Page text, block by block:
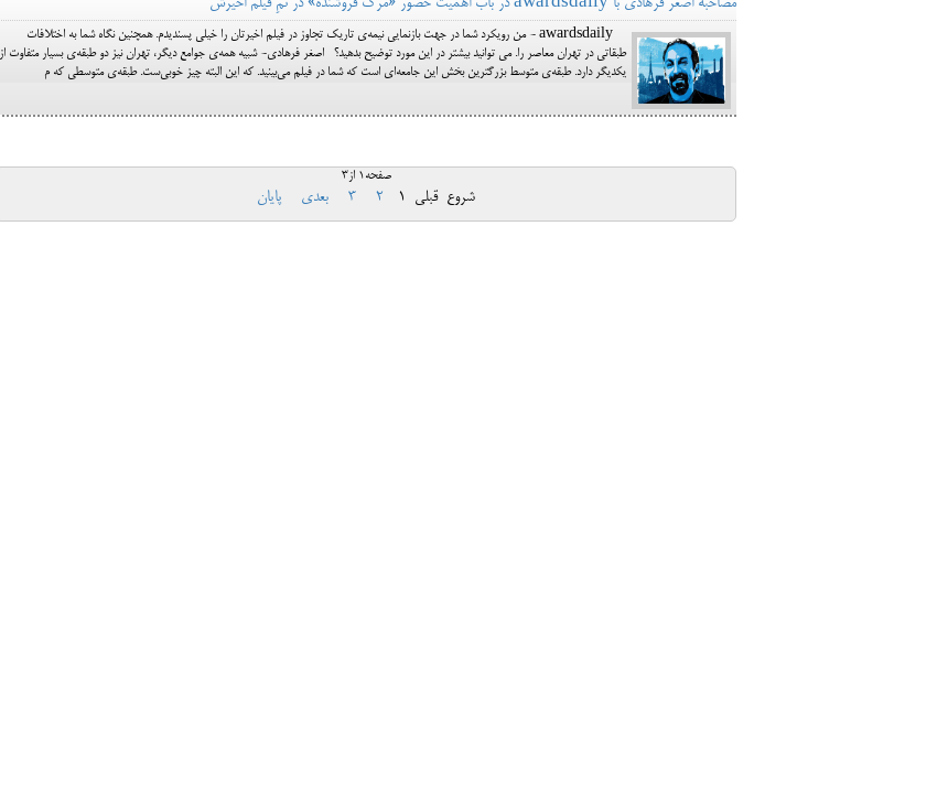
مصاحبه اصغر فرهادی با awardsdaily در باب اهمیت حضور «مرگ فروشنده» در تمِ فیلم اخیرش
awardsdaily - من رویکرد شما در جهت بازنمایی نیمه‌ی تاریک تجاوز در فیلم اخیرتان را خیلی پسندیدم. همچنین نگاه شما به اختلافات
طبقاتی در تهران معاصر را. می توانید بیشتر در این مورد توضیح بدهید؟ اصغر فرهادی- شبیه همه‌ی جوامع دیگر، تهران نیز دو طبقه‌ی بسیار متفاوت از
یکدیگر دارد. طبقه‌ی متوسط بزرگترین بخش این جامعه‌ای است که شما در فیلم می‌بینید. که این البته چیز خوبی‌ست. طبقه‌ی متوسطی که م
صفحه1 از3
شروع قبلی 1
2
3 بعدی پایان